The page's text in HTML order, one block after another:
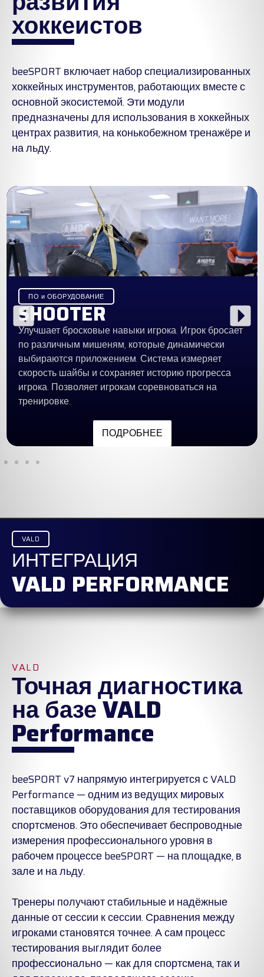
хоккеистов
beeSPORT включает набор специализированных
хоккейных инструментов, работающих вместе с
основной экосистемой. Эти модули
предназначены для использования в хоккейных
центрах развития, на конькобежном тренажёре и
на льду.
ПО и ОБОРУДОВАНИЕ
SHOOTER
Улучшает бросковые навыки игрока. Игрок бросает
по различным мишеням, которые динамически
выбираются приложением. Система измеряет
скорость шайбы и сохраняет историю прогресса
игрока. Позволяет игрокам соревноваться на
тренировке.
ПОДРОБНЕЕ
VALD
ИНТЕГРАЦИЯ
VALD PERFORMANCE
VALD
Точная диагностика
на базе VALD
Performance
beeSPORT v7 напрямую интегрируется с VALD
Performance — одним из ведущих мировых
поставщиков оборудования для тестирования
спортсменов. Это обеспечивает беспроводные
измерения профессионального уровня в
рабочем процессе beeSPORT — на площадке, в
зале и на льду.
Тренеры получают стабильные и надёжные
данные от сессии к сессии. Сравнения между
игроками становятся точнее. А сам процесс
тестирования выглядит более
профессионально — как для спортсмена, так и